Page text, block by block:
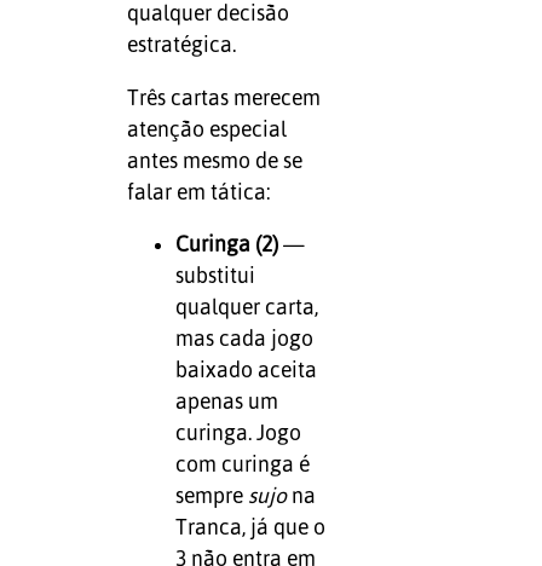
qualquer decisão
estratégica.
Três cartas merecem
atenção especial
antes mesmo de se
falar em tática:
Curinga (2)—
substitui
qualquer carta,
mas cada jogo
baixado aceita
apenas um
curinga. Jogo
com curinga é
sempre sujona
Tranca, já que o
3 não entra em